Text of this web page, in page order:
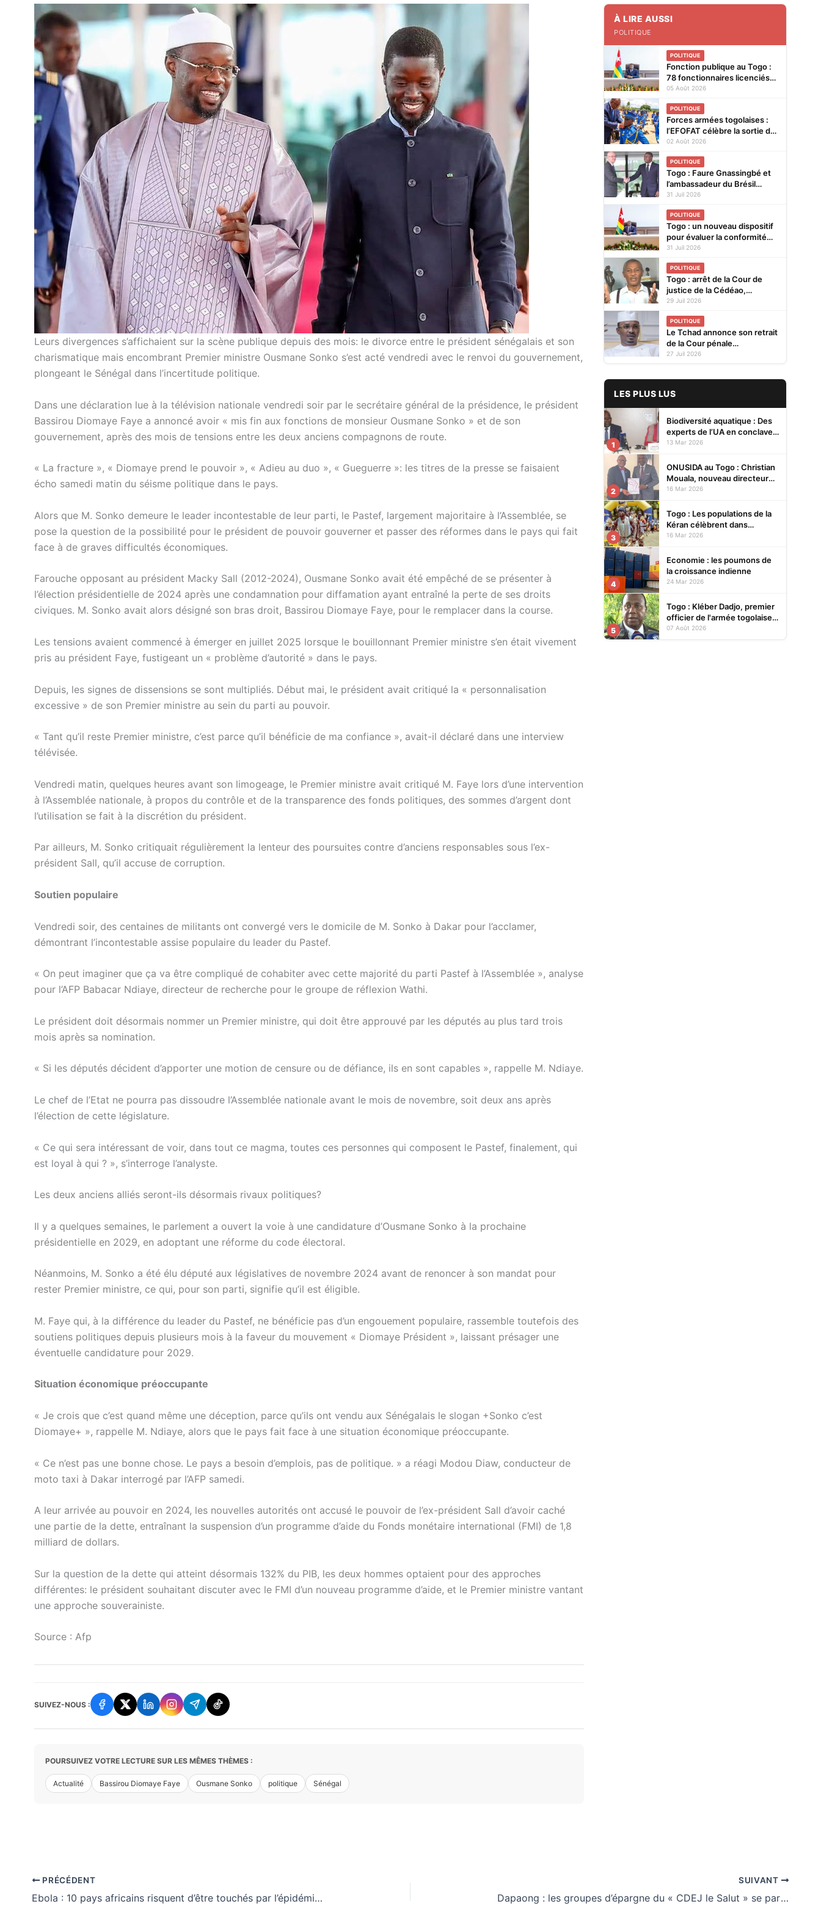
Leurs divergences s’affichaient sur la scène publique depuis des mois: le divorce entre le président sénégalais et son
charismatique mais encombrant Premier ministre Ousmane Sonko s’est acté vendredi avec le renvoi du gouvernement,
plongeant le Sénégal dans l’incertitude politique.
Dans une déclaration lue à la télévision nationale vendredi soir par le secrétaire général de la présidence, le président
Bassirou Diomaye Faye a annoncé avoir « mis fin aux fonctions de monsieur Ousmane Sonko » et de son
gouvernement, après des mois de tensions entre les deux anciens compagnons de route.
« La fracture », « Diomaye prend le pouvoir », « Adieu au duo », « Gueguerre »: les titres de la presse se faisaient
écho samedi matin du séisme politique dans le pays.
Alors que M. Sonko demeure le leader incontestable de leur parti, le Pastef, largement majoritaire à l’Assemblée, se
pose la question de la possibilité pour le président de pouvoir gouverner et passer des réformes dans le pays qui fait
face à de graves difficultés économiques.
Farouche opposant au président Macky Sall (2012-2024), Ousmane Sonko avait été empêché de se présenter à
l’élection présidentielle de 2024 après une condamnation pour diffamation ayant entraîné la perte de ses droits
civiques. M. Sonko avait alors désigné son bras droit, Bassirou Diomaye Faye, pour le remplacer dans la course.
Les tensions avaient commencé à émerger en juillet 2025 lorsque le bouillonnant Premier ministre s’en était vivement
pris au président Faye, fustigeant un « problème d’autorité » dans le pays.
Depuis, les signes de dissensions se sont multipliés. Début mai, le président avait critiqué la « personnalisation
excessive » de son Premier ministre au sein du parti au pouvoir.
« Tant qu’il reste Premier ministre, c’est parce qu’il bénéficie de ma confiance », avait-il déclaré dans une interview
télévisée.
Vendredi matin, quelques heures avant son limogeage, le Premier ministre avait critiqué M. Faye lors d’une intervention
à l’Assemblée nationale, à propos du contrôle et de la transparence des fonds politiques, des sommes d’argent dont
l’utilisation se fait à la discrétion du président.
Par ailleurs, M. Sonko critiquait régulièrement la lenteur des poursuites contre d’anciens responsables sous l’ex-
président Sall, qu’il accuse de corruption.
Soutien populaire
Vendredi soir, des centaines de militants ont convergé vers le domicile de M. Sonko à Dakar pour l’acclamer,
démontrant l’incontestable assise populaire du leader du Pastef.
« On peut imaginer que ça va être compliqué de cohabiter avec cette majorité du parti Pastef à l’Assemblée », analyse
pour l’AFP Babacar Ndiaye, directeur de recherche pour le groupe de réflexion Wathi.
Le président doit désormais nommer un Premier ministre, qui doit être approuvé par les députés au plus tard trois
mois après sa nomination.
« Si les députés décident d’apporter une motion de censure ou de défiance, ils en sont capables », rappelle M. Ndiaye.
Le chef de l’Etat ne pourra pas dissoudre l’Assemblée nationale avant le mois de novembre, soit deux ans après
l’élection de cette législature.
« Ce qui sera intéressant de voir, dans tout ce magma, toutes ces personnes qui composent le Pastef, finalement, qui
est loyal à qui ? », s’interroge l’analyste.
Les deux anciens alliés seront-ils désormais rivaux politiques?
Il y a quelques semaines, le parlement a ouvert la voie à une candidature d’Ousmane Sonko à la prochaine
présidentielle en 2029, en adoptant une réforme du code électoral.
Néanmoins, M. Sonko a été élu député aux législatives de novembre 2024 avant de renoncer à son mandat pour
rester Premier ministre, ce qui, pour son parti, signifie qu’il est éligible.
M. Faye qui, à la différence du leader du Pastef, ne bénéficie pas d’un engouement populaire, rassemble toutefois des
soutiens politiques depuis plusieurs mois à la faveur du mouvement « Diomaye Président », laissant présager une
éventuelle candidature pour 2029.
Situation économique préoccupante
« Je crois que c’est quand même une déception, parce qu’ils ont vendu aux Sénégalais le slogan +Sonko c’est
Diomaye+ », rappelle M. Ndiaye, alors que le pays fait face à une situation économique préoccupante.
« Ce n’est pas une bonne chose. Le pays a besoin d’emplois, pas de politique. » a réagi Modou Diaw, conducteur de
moto taxi à Dakar interrogé par l’AFP samedi.
A leur arrivée au pouvoir en 2024, les nouvelles autorités ont accusé le pouvoir de l’ex-président Sall d’avoir caché
une partie de la dette, entraînant la suspension d’un programme d’aide du Fonds monétaire international (FMI) de 1,8
milliard de dollars.
Sur la question de la dette qui atteint désormais 132% du PIB, les deux hommes optaient pour des approches
différentes: le président souhaitant discuter avec le FMI d’un nouveau programme d’aide, et le Premier ministre vantant
une approche souverainiste.
Source : Afp
SUIVEZ-NOUS :
POURSUIVEZ VOTRE LECTURE SUR LES MÊMES THÈMES :
Actualité Bassirou Diomaye Faye Ousmane Sonko politique Sénégal
À LIRE AUSSI
POLITIQUE
POLITIQUE
Fonction publique au Togo :
78 fonctionnaires licenciés
entre 2025 et 2026
05 Août 2026
POLITIQUE
Forces armées togolaises :
l’EFOFAT célèbre la sortie de
la 29e promotion et le
02 Août 2026
POLITIQUE
Togo : Faure Gnassingbé et
l’ambassadeur du Brésil
explorent de nouvelles pistes
bilatérale
31 Juil 2026
POLITIQUE
Togo : un nouveau dispositif
pour évaluer la conformité
des produits avant leur mise
31 Juil 2026
POLITIQUE
Togo : arrêt de la Cour de
justice de la Cédéao,
l'opposition conteste la
29 Juil 2026
POLITIQUE
Le Tchad annonce son retrait
de la Cour pénale
internationale
27 Juil 2026
LES PLUS LUS
1
Biodiversité aquatique : Des
experts de l’UA en conclave à
Lomé pour renforcer la
13 Mar 2026
2
ONUSIDA au Togo : Christian
Mouala, nouveau directeur
pays
16 Mar 2026
3
Togo : Les populations de la
Kéran célèbrent dans
l’allégresse Tislim-Difoini,
16 Mar 2026
4
Economie : les poumons de
la croissance indienne
24 Mar 2026
5
Togo : Kléber Dadjo, premier
officier de l'armée togolaise
devenu chef de l'État, au
07 Août 2026
PRÉCÉDENT
Ebola : 10 pays africains risquent d’être touchés par l’épidémie, trois nouveaux cas confirmés en Ouganda
SUIVANT
Dapaong : les groupes d’épargne du « CDEJ le Salut » se partagent plus de 12,522 millions de FCFA